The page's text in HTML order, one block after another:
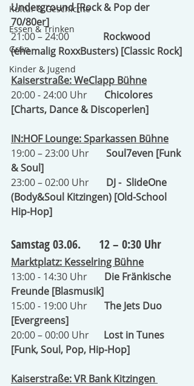
Kultur & Geschichte
Essen & Trinken
Grün
Kinder & Jugend
Underground [Rock & Pop der
70/80er]
21:00 – 24:00 Rockwood
(ehemalig RoxxBusters) [Classic Rock]
Kaiserstraße: WeClapp Bühne
20:00 - 24:00 Uhr Chicolores
[Charts, Dance & Discoperlen]
IN:HOF Lounge: Sparkassen Bühne
19:00 – 23:00 Uhr Soul7even [Funk
& Soul]
23:00 – 02:00 Uhr
       DJ -  SlideOne
(Body&Soul Kitzingen) [Old-School
Hip-Hop]
Samstag 03.06.      12 – 0:30 Uhr
Marktplatz: Kesselring Bühne
13:00 - 14:30 Uhr Die Fränkische
Freunde [Blasmusik]
15:00 - 19:00 Uhr
The Jets Duo
[Evergreens]
20:00 – 00:00 Uhr Lost in Tunes
[Funk, Soul, Pop, Hip-Hop]
Kaiserstraße: VR Bank Kitzingen